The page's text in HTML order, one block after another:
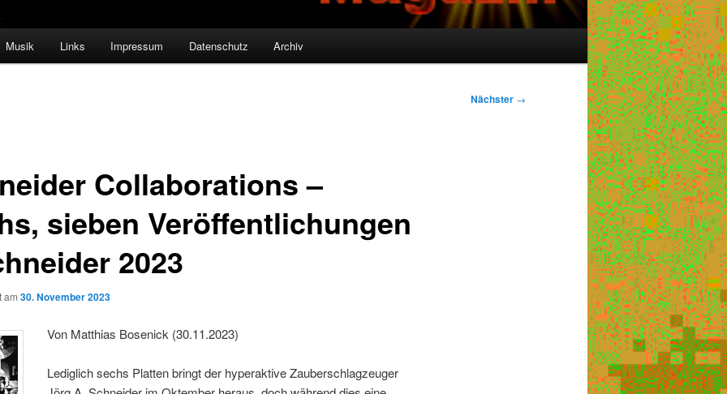
Musik Links Impressum Datenschutz Archiv
Nächster →
Collaborations –
sieben Veröffentlichungen
2023
am 30. November 2023
Von Matthias Bosenick (30.11.2023)
Lediglich sechs Platten bringt der hyperaktive Zauberschlagzeuger